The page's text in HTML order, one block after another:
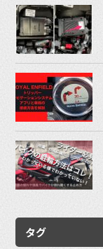
タグ